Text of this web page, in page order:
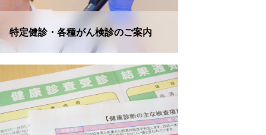
特定健診・各種がん検診のご案内